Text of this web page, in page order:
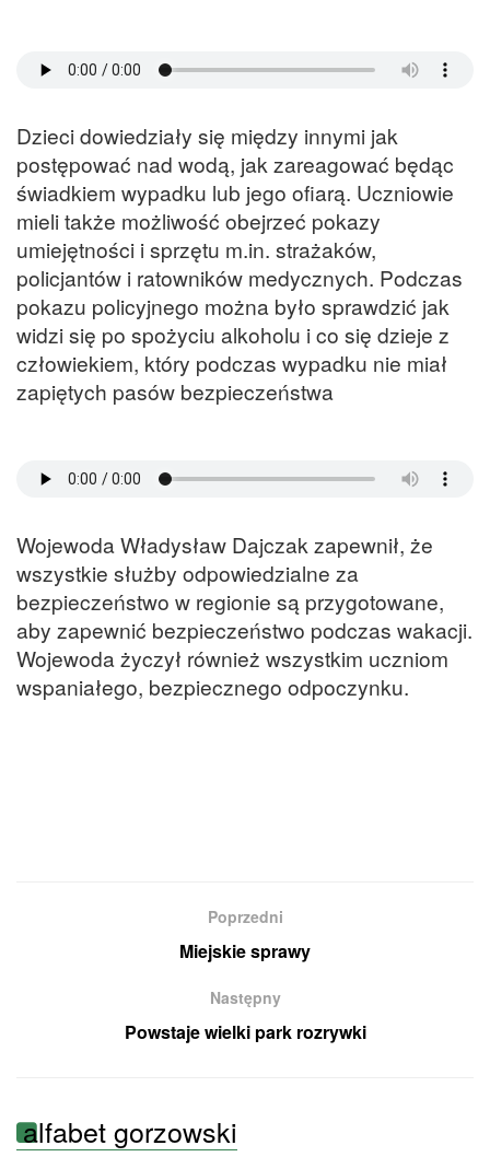
Dzieci dowiedziały się między innymi jak
postępować nad wodą, jak zareagować będąc
świadkiem wypadku lub jego ofiarą. Uczniowie
mieli także możliwość obejrzeć pokazy
umiejętności i sprzętu m.in. strażaków,
policjantów i ratowników medycznych. Podczas
pokazu policyjnego można było sprawdzić jak
widzi się po spożyciu alkoholu i co się dzieje z
człowiekiem, który podczas wypadku nie miał
zapiętych pasów bezpieczeństwa
Wojewoda Władysław Dajczak zapewnił, że
wszystkie służby odpowiedzialne za
bezpieczeństwo w regionie są przygotowane,
aby zapewnić bezpieczeństwo podczas wakacji.
Wojewoda życzył również wszystkim uczniom
wspaniałego, bezpiecznego odpoczynku.
Poprzedni
Miejskie sprawy
Następny
Powstaje wielki park rozrywki
alfabet gorzowski